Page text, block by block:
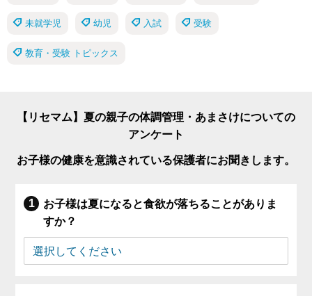
未就学児 幼児 入試 受験
教育・受験 トピックス
【リセマム】夏の親子の体調管理・あまさけについての
アンケート
お子様の健康を意識されている保護者にお聞きします。
お子様は夏になると食欲が落ちることがありま
すか？